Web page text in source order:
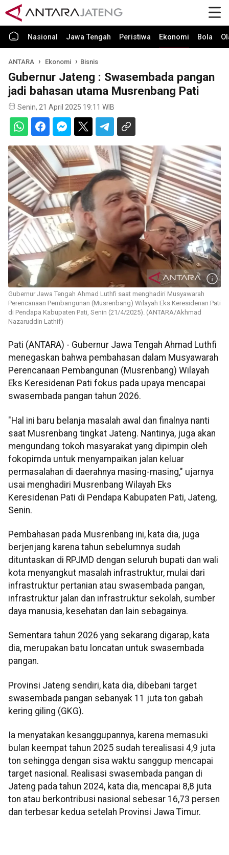
Nasional Jawa Tengah Peristiwa Ekonomi Bola
ANTARA Ekonomi Bisnis
Gubernur Jateng : Swasembada pangan
jadi bahasan utama Musrenbang Pati
Senin, 21 April 2025 19:11 WIB
Gubernur Jawa Tengah Ahmad Luthfi saat menghadiri Musyawarah
Perencanaan Pembangunan (Musrenbang) Wilayah Eks Keresidenan Pati
di Pendapa Kabupaten Pati, Senin (21/4/2025). (ANTARA/Akhmad
Nazaruddin Lathif)
Pati (ANTARA) - Gubernur Jawa Tengah Ahmad Luthfi
menegaskan bahwa pembahasan dalam Musyawarah
Perencanaan Pembangunan (Musrenbang) Wilayah
Eks Keresidenan Pati fokus pada upaya mencapai
swasembada pangan tahun 2026.
"Hal ini baru belanja masalah awal dan finalnya nanti
saat Musrenbang tingkat Jateng. Nantinya, juga akan
mengundang tokoh masyarakat yang dipimpin oleh
fokopimda untuk menyampaikan jalan keluar
permasalahan di daerahnya masing-masing," ujarnya
usai menghadiri Musrenbang Wilayah Eks
Keresidenan Pati di Pendapa Kabupaten Pati, Jateng,
Senin.
Pembahasan pada Musrenbang ini, kata dia, juga
berjenjang karena tahun sebelumnya sudah
dituntaskan di RPJMD dengan seluruh bupati dan wali
kota menyangkut masalah infrastruktur, mulai dari
infrastruktur pertanian atau swasembada pangan,
infrastruktur jalan dan infrastruktur sekolah, sumber
daya manusia, kesehatan dan lain sebagainya.
Sementara tahun 2026 yang sekarang digarap, kata
dia, merupakan batu loncatan untuk swasembada
pangan.
Provinsi Jateng sendiri, kata dia, dibebani target
swasembada pangan sebanyak 11 juta ton gabah
kering giling (GKG).
Ia menyatakan kesanggupannya, karena memasuki
bulan keempat tahun 2025 sudah terealisasi 4,9 juta
ton sehingga dengan sisa waktu sanggup mencapai
target nasional. Realisasi swasembada pangan di
Jateng pada tahun 2024, kata dia, mencapai 8,8 juta
ton atau berkontribusi nasional sebesar 16,73 persen
dan terbesar kedua setelah Provinsi Jawa Timur.